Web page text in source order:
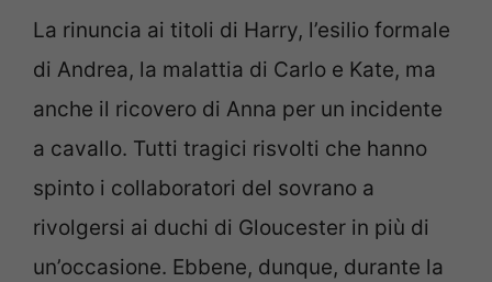
La rinuncia ai titoli di Harry, l’esilio formale
di Andrea, la malattia di Carlo e Kate, ma
anche il ricovero di Anna per un incidente
a cavallo. Tutti tragici risvolti che hanno
spinto i collaboratori del sovrano a
rivolgersi ai duchi di Gloucester in più di
un’occasione. Ebbene, dunque, durante la